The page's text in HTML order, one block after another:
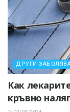
ДРУГИ
Как
кръвно